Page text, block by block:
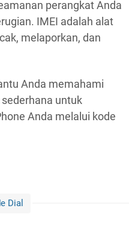
perangkat Anda
IMEI adalah alat
melaporkan, dan
Anda memahami
untuk
Anda melalui kode
Dial